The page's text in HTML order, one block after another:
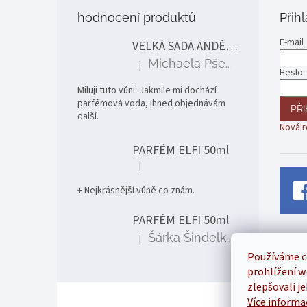
Používáme
prohlížení
zlepšovali
Více
hodnocení produktů
VELKÁ SADA ANDĚLÉ
Hodnocení produktu je 5 z 5 hvězdiček.
| Michaela Pšenčíková
Miluji tuto vůni. Jakmile mi dochází
parfémová voda, ihned objednávám
další.
PARFÉM ELFI 50ml
Hodnocení produktu je 5 z 5 hvězdiček.
|
+ Nejkrásnější vůně co znám.
PARFÉM ELFI 50ml
Hodnocení produktu je 5 z 5 hvězdiček.
| Šárka Šindelková
E-mail
Heslo
Nová